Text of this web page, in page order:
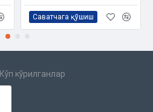
Саватчага қўшиш
Кўп кўрилганлар